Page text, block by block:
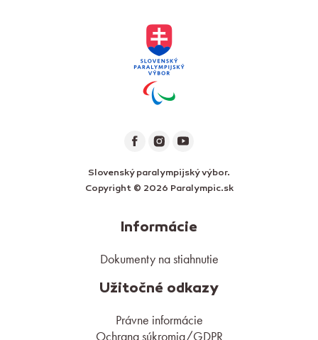
Slovenský paralympijský výbor.
Copyright © 2026 Paralympic.sk
Informácie
Dokumenty na stiahnutie
Užitočné odkazy
Právne informácie
Ochrana súkromia/GDPR